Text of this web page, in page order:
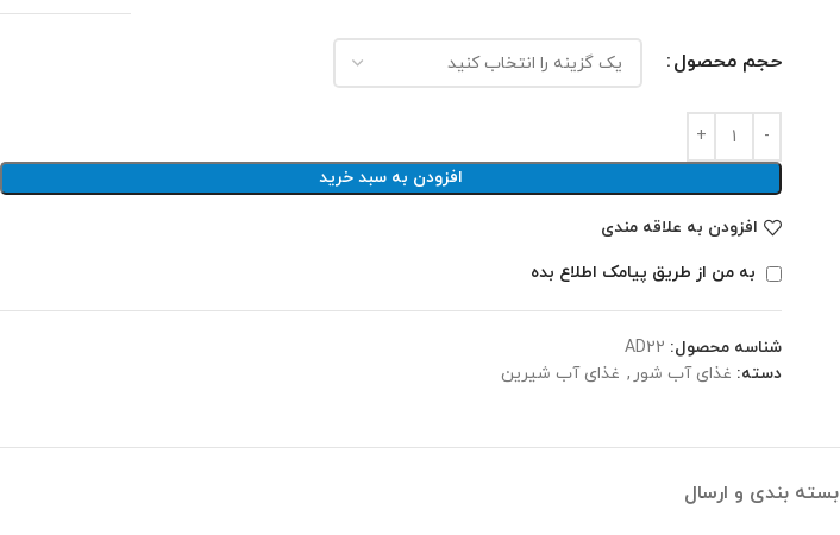
حجم محصول
افزودن به سبد خرید
افزودن به علاقه مندی
به من از طریق پیامک اطلاع بده
شناسه محصول: AD22
دسته: غذای آب شور , غذای آب شیرین
بسته بندی و ارسال